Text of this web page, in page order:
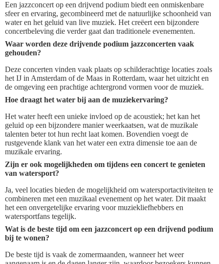
Een jazzconcert op een drijvend podium biedt een onmiskenbare
sfeer en ervaring, gecombineerd met de natuurlijke schoonheid van
water en het geluid van live muziek. Het creëert een bijzondere
concertbeleving die verder gaat dan traditionele evenementen.
Waar worden deze drijvende podium jazzconcerten vaak
gehouden?
Deze concerten vinden vaak plaats op schilderachtige locaties zoals
het IJ in Amsterdam of de Maas in Rotterdam, waar het uitzicht en
de omgeving een prachtige achtergrond vormen voor de muziek.
Hoe draagt het water bij aan de muziekervaring?
Het water heeft een unieke invloed op de acoustiek; het kan het
geluid op een bijzondere manier weerkaatsen, wat de muzikale
talenten beter tot hun recht laat komen. Bovendien voegt de
rustgevende klank van het water een extra dimensie toe aan de
muzikale ervaring.
Zijn er ook mogelijkheden om tijdens een concert te genieten
van watersport?
Ja, veel locaties bieden de mogelijkheid om watersportactiviteiten te
combineren met een muzikaal evenement op het water. Dit maakt
het een onvergetelijke ervaring voor muziekliefhebbers en
watersportfans tegelijk.
Wat is de beste tijd om een jazzconcert op een drijvend podium
bij te wonen?
De beste tijd is vaak de zomermaanden, wanneer het weer